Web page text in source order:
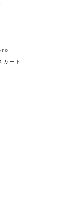
カート